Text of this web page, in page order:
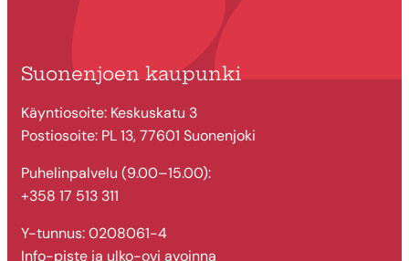
Suonenjoen kaupunki
Käyntiosoite: Keskuskatu 3
Postiosoite: PL 13, 77601 Suonenjoki
Puhelinpalvelu (9.00–15.00):
+358 17 513 311
Y-tunnus: 0208061-4
Info-piste ja ulko-ovi avoinna